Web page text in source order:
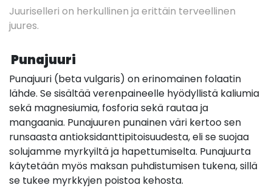
Juuriselleri on herkullinen ja erittäin terveellinen
juures.
Punajuuri
Punajuuri (beta vulgaris) on erinomainen folaatin
lähde. Se sisältää verenpaineelle hyödyllistä kaliumia
sekä magnesiumia, fosforia sekä rautaa ja
mangaania. Punajuuren punainen väri kertoo sen
runsaasta antioksidanttipitoisuudesta, eli se suojaa
solujamme myrkyiltä ja hapettumiselta. Punajuurta
käytetään myös maksan puhdistumisen tukena, sillä
se tukee myrkkyjen poistoa kehosta.